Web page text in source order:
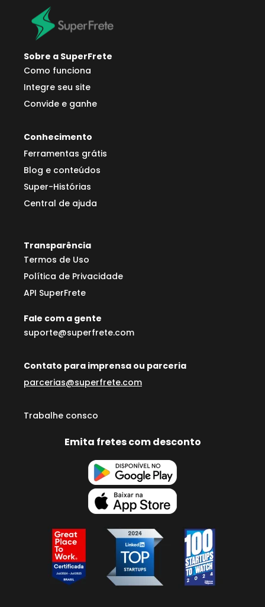
Sobre a SuperFrete
Como funciona
Integre seu site
Convide e ganhe
Conhecimento
Ferramentas grátis
Blog e conteúdos
Super-Histórias
Central de ajuda
Transparência
Termos de Uso
Política de Privacidade
API SuperFrete
Fale com a gente
suporte@superfrete.com
Contato para imprensa ou parceria
parcerias@superfrete.com
Trabalhe consco
Emita fretes com desconto